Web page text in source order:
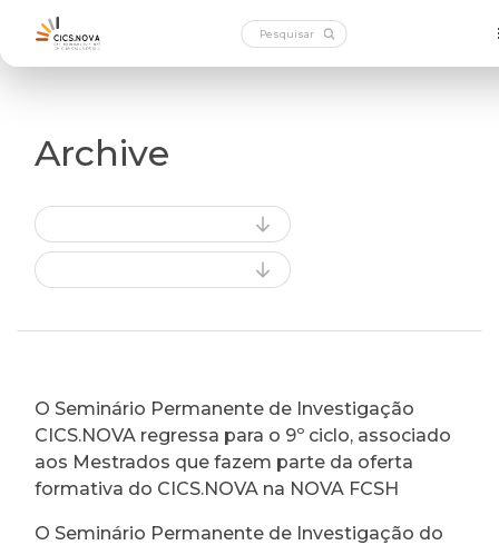
Archive
O Seminário Permanente de Investigação
CICS.NOVA regressa para o 9º ciclo, associado
aos Mestrados que fazem parte da oferta
formativa do CICS.NOVA na NOVA FCSH
O Seminário Permanente de Investigação do